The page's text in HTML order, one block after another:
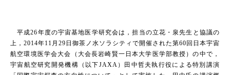
平成26年度の宇宙基地医学研究会は，担当の立花・泉先生と協議の
上，2014年11月29日御茶ノ水ソラシティで開催された第60回日本宇宙
航空環境医学会大会（大会長岩崎賢一日本大学医学部教授）の中で，
宇宙航空研究開発機構（以下JAXA）田中哲夫執行役による特別講演